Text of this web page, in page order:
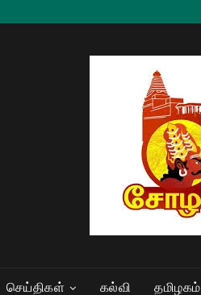
செய்திகள் கல்வி தமிழகம்